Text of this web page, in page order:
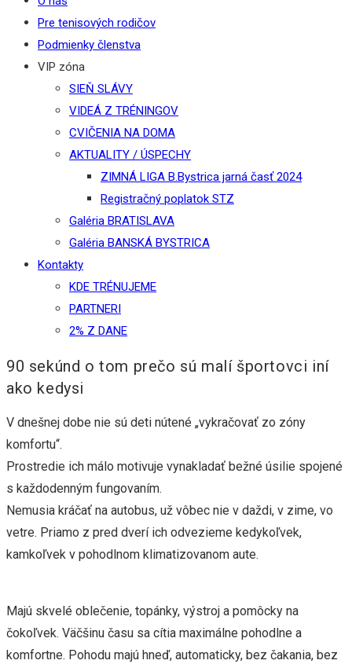
Pre tenisových rodičov
Podmienky členstva
VIP zóna
SIEŇ SLÁVY
VIDEÁ Z TRÉNINGOV
CVIČENIA NA DOMA
AKTUALITY / ÚSPECHY
ZIMNÁ LIGA B.Bystrica jarná časť 2024
Registračný poplatok STZ
Galéria BRATISLAVA
Galéria BANSKÁ BYSTRICA
Kontakty
KDE TRÉNUJEME
PARTNERI
2% Z DANE
90 sekúnd o tom prečo sú malí športovci iní
ako kedysi
V dnešnej dobe nie sú deti nútené „vykračovať zo zóny
komfortu“.
Prostredie ich málo motivuje vynakladať bežné úsilie spojené
s každodenným fungovaním.
Nemusia kráčať na autobus, už vôbec nie v daždi, v zime, vo
vetre. Priamo z pred dverí ich odvezieme kedykoľvek,
kamkoľvek v pohodlnom klimatizovanom aute.
Majú skvelé oblečenie, topánky, výstroj a pomôcky na
čokoľvek. Väčšinu času sa cítia maximálne pohodlne a
komfortne. Pohodu majú hneď, automaticky, bez čakania, bez